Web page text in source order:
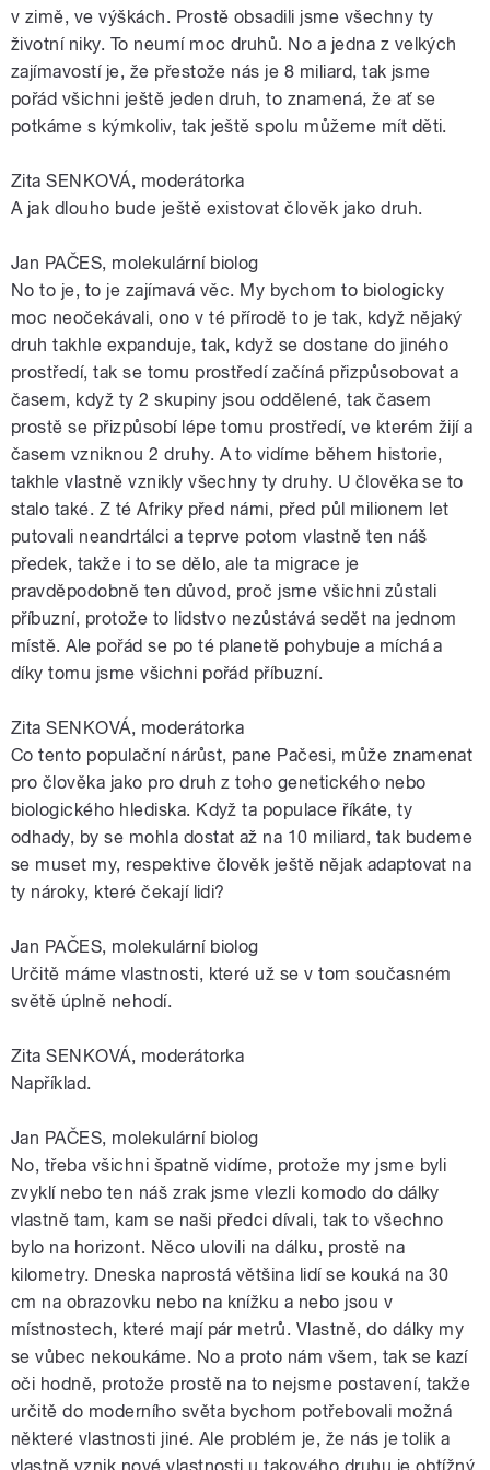
v zimě, ve výškách. Prostě obsadili jsme všechny ty
životní niky. To neumí moc druhů. No a jedna z velkých
zajímavostí je, že přestože nás je 8 miliard, tak jsme
pořád všichni ještě jeden druh, to znamená, že ať se
potkáme s kýmkoliv, tak ještě spolu můžeme mít děti.
Zita SENKOVÁ, moderátorka
A jak dlouho bude ještě existovat člověk jako druh.
Jan PAČES, molekulární biolog
No to je, to je zajímavá věc. My bychom to biologicky
moc neočekávali, ono v té přírodě to je tak, když nějaký
druh takhle expanduje, tak, když se dostane do jiného
prostředí, tak se tomu prostředí začíná přizpůsobovat a
časem, když ty 2 skupiny jsou oddělené, tak časem
prostě se přizpůsobí lépe tomu prostředí, ve kterém žijí a
časem vzniknou 2 druhy. A to vidíme během historie,
takhle vlastně vznikly všechny ty druhy. U člověka se to
stalo také. Z té Afriky před námi, před půl milionem let
putovali neandrtálci a teprve potom vlastně ten náš
předek, takže i to se dělo, ale ta migrace je
pravděpodobně ten důvod, proč jsme všichni zůstali
příbuzní, protože to lidstvo nezůstává sedět na jednom
místě. Ale pořád se po té planetě pohybuje a míchá a
díky tomu jsme všichni pořád příbuzní.
Zita SENKOVÁ, moderátorka
Co tento populační nárůst, pane Pačesi, může znamenat
pro člověka jako pro druh z toho genetického nebo
biologického hlediska. Když ta populace říkáte, ty
odhady, by se mohla dostat až na 10 miliard, tak budeme
se muset my, respektive člověk ještě nějak adaptovat na
ty nároky, které čekají lidi?
Jan PAČES, molekulární biolog
Určitě máme vlastnosti, které už se v tom současném
světě úplně nehodí.
Zita SENKOVÁ, moderátorka
Například.
Jan PAČES, molekulární biolog
No, třeba všichni špatně vidíme, protože my jsme byli
zvyklí nebo ten náš zrak jsme vlezli komodo do dálky
vlastně tam, kam se naši předci dívali, tak to všechno
bylo na horizont. Něco ulovili na dálku, prostě na
kilometry. Dneska naprostá většina lidí se kouká na 30
cm na obrazovku nebo na knížku a nebo jsou v
místnostech, které mají pár metrů. Vlastně, do dálky my
se vůbec nekoukáme. No a proto nám všem, tak se kazí
oči hodně, protože prostě na to nejsme postavení, takže
určitě do moderního světa bychom potřebovali možná
některé vlastnosti jiné. Ale problém je, že nás je tolik a